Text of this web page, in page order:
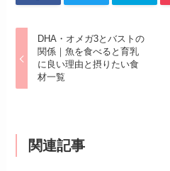
DHA・オメガ3とバストの
関係｜魚を食べると育乳
に良い理由と摂りたい食
材一覧
関連記事